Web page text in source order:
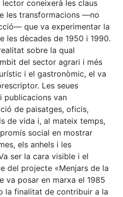
coneixerà les claus
les transformacions —no
que va experimentar la
les dècades de 1950 i 1990.
sobre la qual
del sector agrari i més
i el gastronòmic, el va
Les seues
publicacions van
de paisatges, oficis,
de vida i, al mateix temps,
social en mostrar
els anhels i les
ser la cara visible i el
del projecte «Menjars de la
va posar en marxa el 1985
la finalitat de contribuir a la